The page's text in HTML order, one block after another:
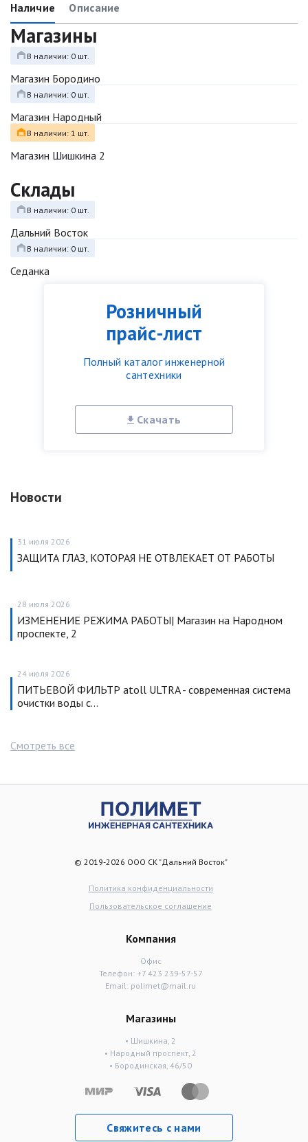
Розничный
прайс-лист
Полный каталог инженерной
сантехники
Скачать
Новости
31 июля 2026
ЗАЩИТА ГЛАЗ, КОТОРАЯ НЕ ОТВЛЕКАЕТ ОТ РАБОТЫ
28 июля 2026
ИЗМЕНЕНИЕ РЕЖИМА РАБОТЫ| Магазин на Народном
проспекте, 2
24 июля 2026
ПИТЬЕВОЙ ФИЛЬТР atoll ULTRA - современная система
очистки воды с…
Смотреть все
Наличие Описание
Магазины
В наличии: 0 шт.
Магазин Бородино
В наличии: 0 шт.
Магазин Народный
В наличии: 1 шт.
Магазин Шишкина 2
Склады
В наличии: 0 шт.
Дальний Восток
В наличии: 0 шт.
Седанка
© 2019-2026 ООО СК "Дальний Восток"
Политика конфиденциальности
Пользовательское соглашение
Компания
Офис
Телефон: +7 423 239-57-57
Email: polimet@mail.ru
Магазины
• Шишкина, 2
• Народный проспект, 2
• Бородинская, 46/50
Свяжитесь с нами